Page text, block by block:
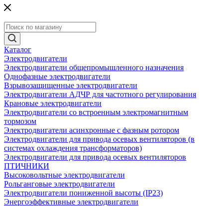
Каталог
Электродвигатели
Электродвигатели общепромышленного назначения
Однофазные электродвигатели
Взрывозащищенные электродвигатели
Электродвигатели АДЧР для частотного регулирования
Крановые электродвигатели
Электродвигатели со встроенным электромагнитным
тормозом
Электродвигатели асинхронные с фазным ротором
Электродвигатели для привода осевых вентиляторов (в
системах охлаждения трансформаторов)
Электродвигатели для привода осевых вентиляторов
ПТИЧНИКИ
Высоковольтные электродвигатели
Рольганговые электродвигатели
Электродвигатели пониженной высоты (IP23)
Энергоэффективные электродвигатели